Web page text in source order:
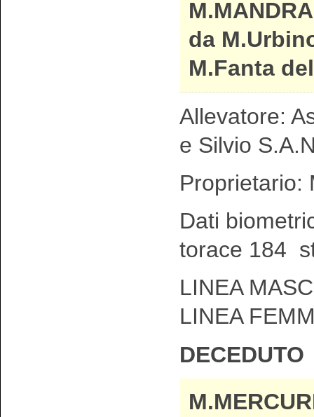
da
M.Fanta
Allevatore:
e Silvio
Proprietario:
Dati
torace 184
LINEA
LINEA
DECEDUTO